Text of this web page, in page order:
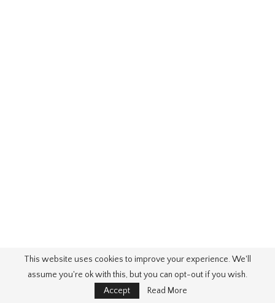
Beste Hochzeit Herbstvon Hochzeit Herbst Ideen. Quellbild:
www.friedatheres.com. Besuchen Sie diese Site für Details:
www.friedatheres.com
This website uses cookies to improve your experience. We'll
assume you're ok with this, but you can opt-out if you wish.
Accept
Read More